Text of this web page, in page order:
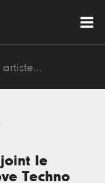
le
Techno